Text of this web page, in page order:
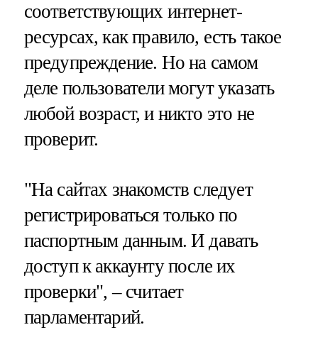
соответствующих интернет-
ресурсах, как правило, есть такое
предупреждение. Но на самом
деле пользователи могут указать
любой возраст, и никто это не
проверит.
"На сайтах знакомств следует
регистрироваться только по
паспортным данным. И давать
доступ к аккаунту после их
проверки", – считает
парламентарий.